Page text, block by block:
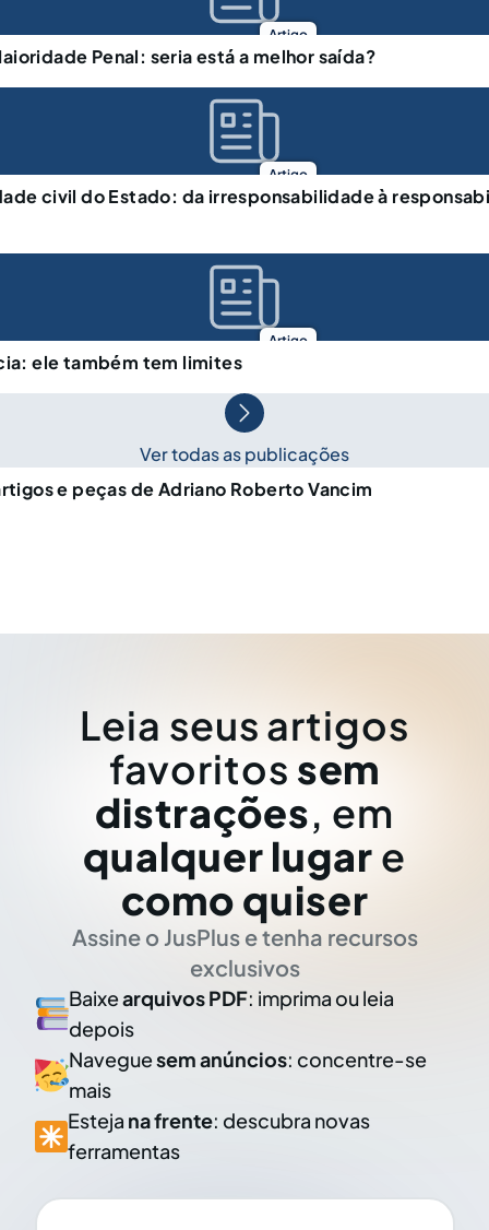
Artigo
Penal: seria está a melhor saída?
Artigo
civil do Estado: da irresponsabilidade à
Artigo
ele também tem limites
Ver todas as publicações
e peças de Adriano Roberto Vancim
Leia seus artigos
favoritos sem
distrações, em
qualquer lugar e
como quiser
Assine o JusPlus e tenha recursos
exclusivos
Baixearquivos PDF: imprima ou leia
depois
Naveguesem anúncios: concentre-se
mais
Esteja na frente: descubra novas
ferramentas